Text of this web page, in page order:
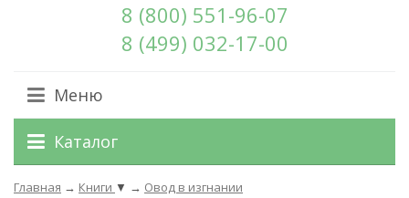
8 (800) 551-96-07
8 (499) 032-17-00
Меню
Каталог
Главная → Книги ▼ → Овод в изгнании